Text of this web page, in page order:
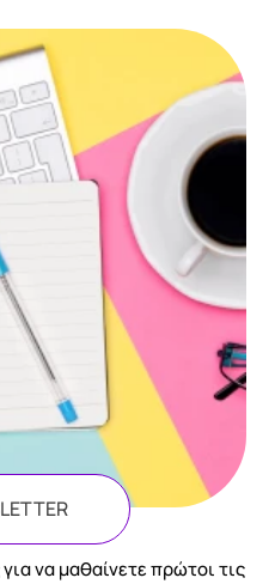
να μαθαίνετε πρώτοι τις